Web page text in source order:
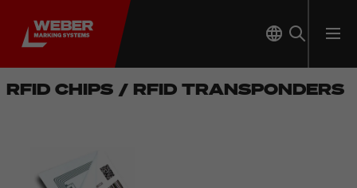
RFID CHIPS / RFID TRANSPONDERS